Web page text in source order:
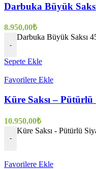
Darbuka Büyük
8.950,00₺
-
Darbuka Büyük Saksı
Sepete Ekle
Favorilere Ekle
Küre Saksı –
10.950,00₺
-
Küre Saksı - Pütürlü
Favorilere Ekle